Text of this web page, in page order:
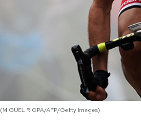
(MIGUEL RIOPA/AFP/Getty Images)